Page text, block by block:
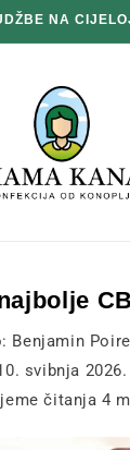
NA
Benjamin
svibnja 2026.
čitanja4